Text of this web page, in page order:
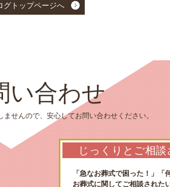
グトップページへ
い合わせ
せんので、安心してお問い合わせください。
じっくりとご相
「急なお葬式で困った！」
お葬式に関してご相談された